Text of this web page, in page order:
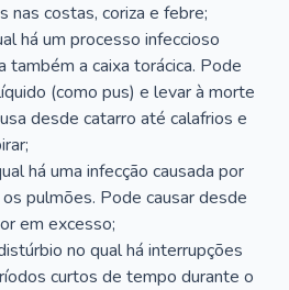
nas costas, coriza e febre;
há um processo infeccioso
também a caixa torácica. Pode
(como pus) e levar à morte
desde catarro até calafrios e
há uma infecção causada por
pulmões. Pode causar desde
em excesso;
no qual há interrupções
curtos de tempo durante o